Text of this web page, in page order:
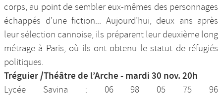
corps, au point de sembler eux-mêmes des personnages
échappés d’une fiction... Aujourd’hui, deux ans après
leur sélection cannoise, ils préparent leur deuxième long
métrage à Paris, où ils ont obtenu le statut de réfugiés
politiques.
Tréguier /Théâtre de l’Arche - mardi 30 nov. 20h
Lycée Savina : 06 98 05 75 96